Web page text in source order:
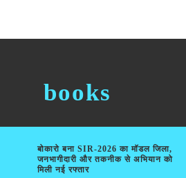
books
बोकारो बना SIR-2026 का मॉडल जिला,
जनभागीदारी और तकनीक से अभियान को
मिली नई रफ्तार